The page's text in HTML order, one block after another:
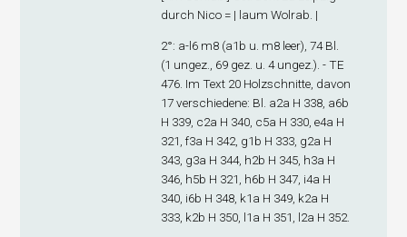
durch Nico = | laum Wolrab. |
2°: a-l6 m8 (a1b u. m8 leer), 74 Bl.
(1 ungez., 69 gez. u. 4 ungez.). - TE
476. Im Text 20 Holzschnitte, davon
17 verschiedene: Bl. a2a H 338, a6b
H 339, c2a H 340, c5a H 330, e4a H
321, f3a H 342, g1b H 333, g2a H
343, g3a H 344, h2b H 345, h3a H
346, h5b H 321, h6b H 347, i4a H
340, i6b H 348, k1a H 349, k2a H
333, k2b H 350, l1a H 351, l2a H 352.